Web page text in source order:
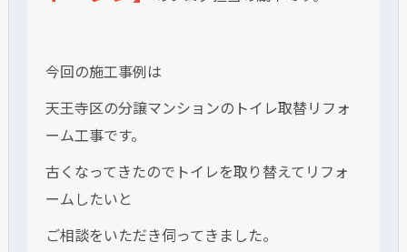
今回の施工事例は
天王寺区の分譲マンションのトイレ取替リフォ
ーム工事です。
古くなってきたのでトイレを取り替えてリフォ
ームしたいと
ご相談をいただき伺ってきました。